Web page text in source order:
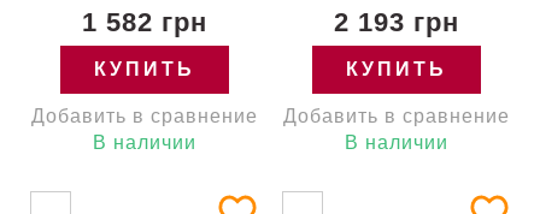
1 582 грн
КУПИТЬ
Добавить в сравнение
В наличии
2 193 грн
КУПИТЬ
Добавить в сравнение
В наличии